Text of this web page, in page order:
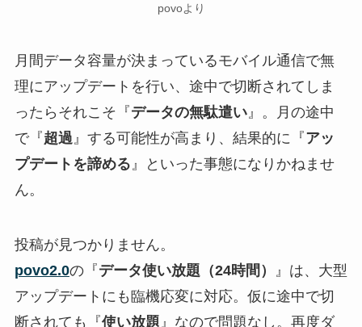
povoより
月間データ容量が決まっているモバイル通信で無
理にアップデートを行い、途中で切断されてしま
ったらそれこそ『データの無駄遣い』。月の途中
で『超過 』する可能性が高まり、結果的に『アッ
プデートを諦める 』といった事態になりかねませ
ん。
投稿が見つかりません。
povo2.0の『データ使い放題（24時間）
』は、大型
アップデートにも臨機応変に対応。仮に途中で切
断されても『使い放題 』なので問題なし。再度ダ